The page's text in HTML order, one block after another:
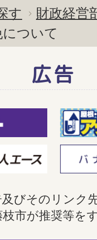
す
財政経営
ついて
広告
びそのリンク
市が推奨等を